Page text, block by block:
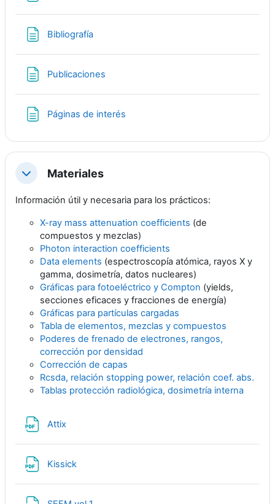
BibliografíaPágina
Publicaciones
Páginas de interés
ColapsarMateriales
Información útil y necesaria para los prácticos:
X-ray mass attenuation coefficients (de
compuestos y mezclas)
Photon interaction coefficients
Data elements (espectroscopía atómica, rayos X y
gamma, dosimetría, datos nucleares)
Gráficas para fotoeléctrico y Compton (yields,
secciones eficaces y fracciones de energía)
Gráficas para partículas cargadas
Tabla de elementos, mezclas y compuestos
Poderes de frenado de electrones, rangos,
corrección por densidad
Corrección de capas
Rcsda, relación stopping power, relación coef. abs.
Tablas protección radiológica, dosimetría interna
Attix
Kissick